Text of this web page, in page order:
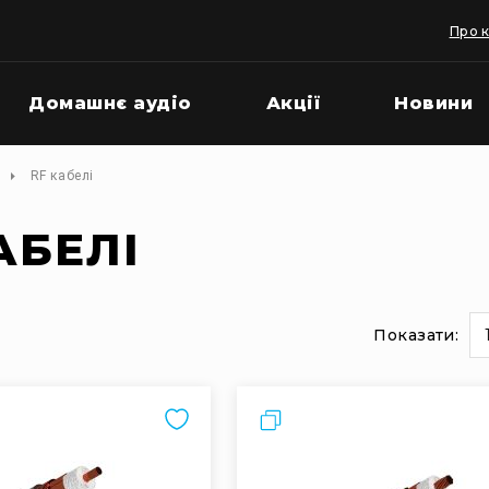
Про
Домашнє аудіо Акції Новини
RF кабелі
Показати:
на
Порівняти